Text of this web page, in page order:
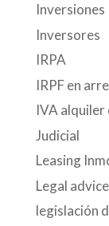
Inversiones
Inversores
IRPA
IRPF en
IVA alquiler
Judicial
Leasing
Legal advice
legislación